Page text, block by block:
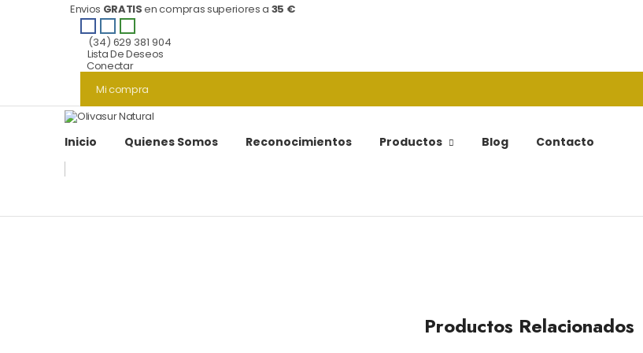
Envios GRATISen compras superiores a 35 €
(34) 629 381 904
Lista De Deseos
Conectar
Mi compra
Inicio Quienes Somos Reconocimientos Productos Blog Contacto
Productos Relacionados